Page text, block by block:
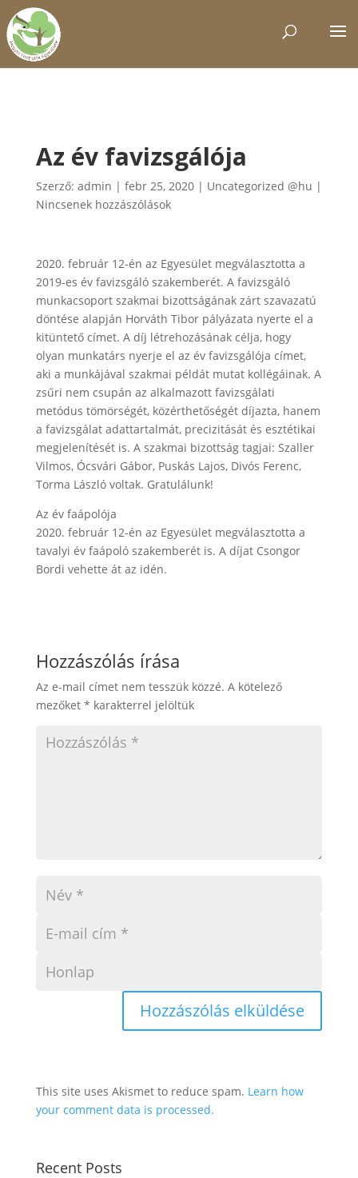
Az év favizsgálója
Szerző: admin | febr 25, 2020| Uncategorized @hu |
Nincsenek hozzászólások
2020. február 12-én az Egyesület megválasztotta a
2019-es év favizsgáló szakemberét. A favizsgáló
munkacsoport szakmai bizottságának zárt szavazatú
döntése alapján Horváth Tibor pályázata nyerte el a
kitüntető címet. A díj létrehozásának célja, hogy
olyan munkatárs nyerje el az év favizsgálója címet,
aki a munkájával szakmai példát mutat kollégáinak. A
zsűri nem csupán az alkalmazott favizsgálati
metódus tömörségét, közérthetőségét díjazta, hanem
a favizsgálat adattartalmát, precizitását és esztétikai
megjelenítését is. A szakmai bizottság tagjai: Szaller
Vilmos, Ócsvári Gábor, Puskás Lajos, Divós Ferenc,
Torma László voltak. Gratulálunk!
Az év faápolója
2020. február 12-én az Egyesület megválasztotta a
tavalyi év faápoló szakemberét is. A díjat Csongor
Bordi vehette át az idén.
Hozzászólás írása
Az e-mail címet nem tesszük közzé. A kötelező
mezőket * karakterrel jelöltük
This site uses Akismet to reduce spam. Learn how
your comment data is processed.
Recent Posts